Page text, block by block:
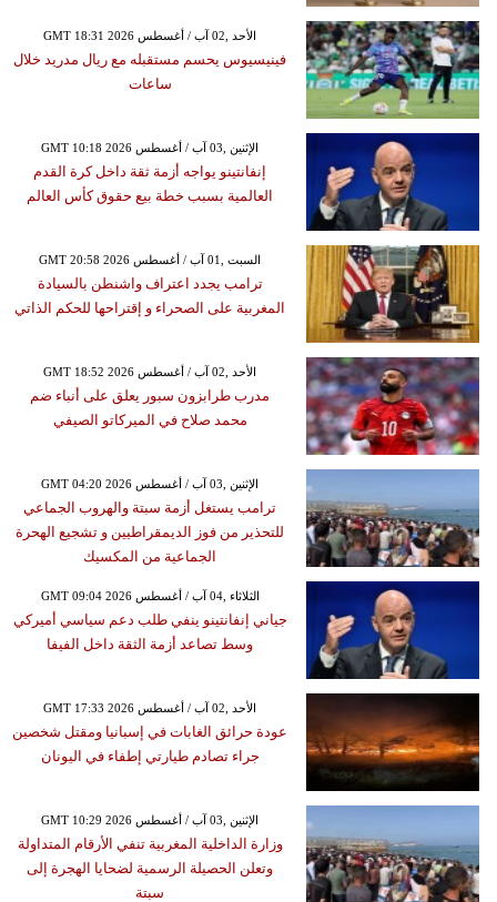
GMT 18:31 2026 الأحد ,02 آب / أغسطس
فينيسيوس يحسم مستقبله مع ريال مدريد خلال
ساعات
GMT 10:18 2026 الإثنين ,03 آب / أغسطس
إنفانتينو يواجه أزمة ثقة داخل كرة القدم
العالمية بسبب خطة بيع حقوق كأس العالم
GMT 20:58 2026 السبت ,01 آب / أغسطس
ترامب يجدد اعتراف واشنطن بالسيادة
المغربية على الصحراء و إقتراحها للحكم الذاتي
GMT 18:52 2026 الأحد ,02 آب / أغسطس
مدرب طرابزون سبور يعلق على أنباء ضم
محمد صلاح في الميركاتو الصيفي
GMT 04:20 2026 الإثنين ,03 آب / أغسطس
ترامب يستغل أزمة سبتة والهروب الجماعي
للتحذير من فوز الديمقراطيين و تشجيع الهحرة
الجماعية من المكسيك
GMT 09:04 2026 الثلاثاء ,04 آب / أغسطس
جياني إنفانتينو ينفي طلب دعم سياسي أميركي
وسط تصاعد أزمة الثقة داخل الفيفا
GMT 17:33 2026 الأحد ,02 آب / أغسطس
عودة حرائق الغابات في إسبانيا ومقتل شخصين
جراء تصادم طيارتي إطفاء في اليونان
GMT 10:29 2026 الإثنين ,03 آب / أغسطس
وزارة الداخلية المغربية تنفي الأرقام المتداولة
وتعلن الحصيلة الرسمية لضحايا الهجرة إلى
سبتة